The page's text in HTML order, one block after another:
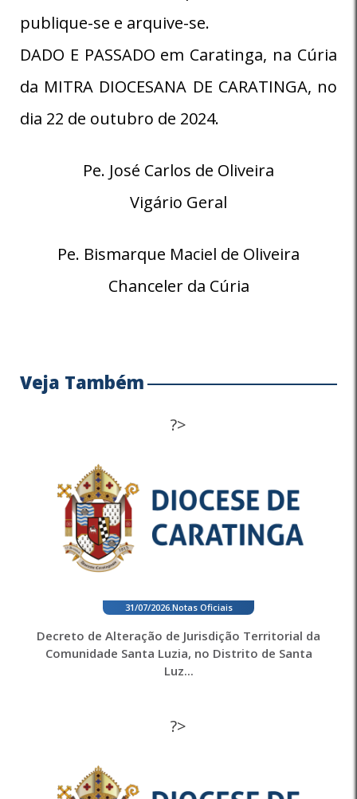
publique-se e arquive-se.
DADO E PASSADO em Caratinga, na Cúria
da MITRA DIOCESANA DE CARATINGA, no
dia 22 de outubro de 2024.
Pe. José Carlos de Oliveira
Vigário Geral
Pe. Bismarque Maciel de Oliveira
Chanceler da Cúria
Veja Também
?>
31/07/2026. Notas Oficiais
Decreto de Alteração de Jurisdição Territorial da
Comunidade Santa Luzia, no Distrito de Santa
Luz...
?>